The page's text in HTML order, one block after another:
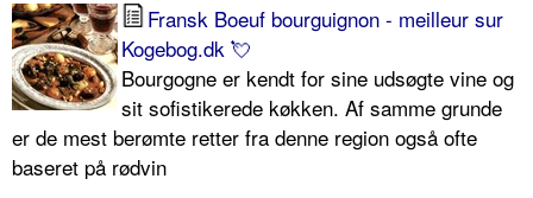
Fransk Boeuf bourguignon - meilleur sur
Kogebog.dk 💘
Bourgogne er kendt for sine udsøgte vine og
sit sofistikerede køkken. Af samme grunde
er de mest berømte retter fra denne region også ofte
baseret på rødvin